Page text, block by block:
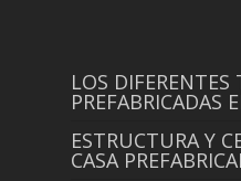
LOS DIFERENTES
PREFABRICADAS
ESTRUCTURA Y
CASA